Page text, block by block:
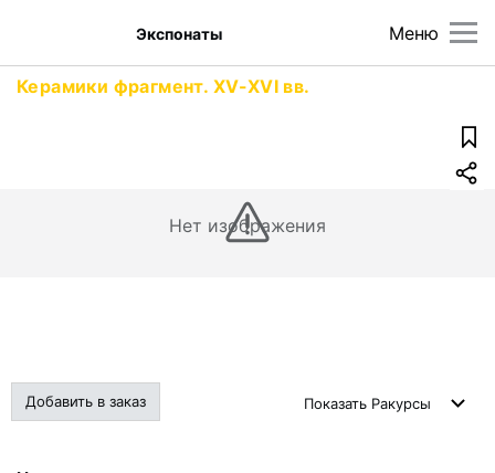
Меню
Экспонаты
Керамики фрагмент. XV-XVI вв.
Нет изображения
Добавить в заказ Показать Ракурсы